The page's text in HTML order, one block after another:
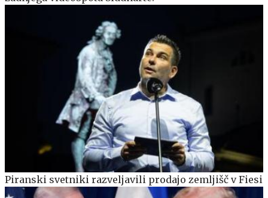
Piranski svetniki razveljavili prodajo zemljišč v Fiesi